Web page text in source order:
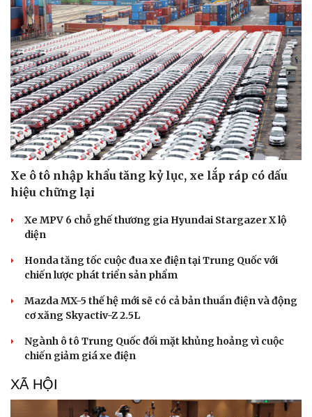
Xe ô tô nhập khẩu tăng kỷ lục, xe lắp ráp có dấu
hiệu chững lại
Xe MPV 6 chỗ ghế thương gia Hyundai Stargazer X lộ
diện
Honda tăng tốc cuộc đua xe điện tại Trung Quốc với
chiến lược phát triển sản phẩm
Mazda MX-5 thế hệ mới sẽ có cả bản thuần điện và động
cơ xăng Skyactiv-Z 2.5L
Ngành ô tô Trung Quốc đối mặt khủng hoảng vì cuộc
chiến giảm giá xe điện
XÃ HỘI